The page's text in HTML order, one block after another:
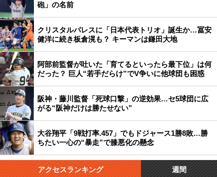
砲」の名前
クリスタルパレスに「日本代表トリオ」誕生か…冨安
健洋に続き板倉滉も？ キーマンは鎌田大地
阿部前監督が吐いた「育てるといったら最下位」は何
だった？ 巨人“若手だらけ”でV争いに他球団も困惑
阪神・藤川監督「死球口撃」の逆効果…セ5球団に広
がる“阪神だけは勝たせない”
大谷翔平「9戦打率.457」でもドジャース1勝8敗…勝
ちたい一心の“暴走”で膝悪化の懸念
アクセスランキング 週間